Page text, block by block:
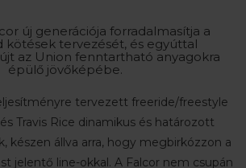
új generációja forradalmasítja a
kötések tervezését, és egyúttal
az Union fenntartható anyagokra
épülő jövőképébe.
tervezett freeride/freestyle
Travis Rice dinamikus és határozott
készen állva arra, hogy megbirkózzon a
jelentő line-okkal. A Falcor nem csupán